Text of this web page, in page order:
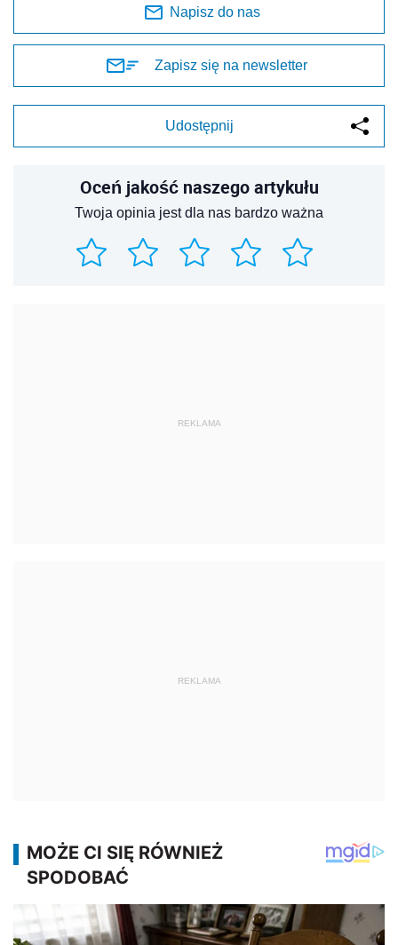
Napisz do nas
Zapisz się na newsletter
Udostępnij
Oceń jakość naszego artykułu
Twoja opinia jest dla nas bardzo ważna
REKLAMA
REKLAMA